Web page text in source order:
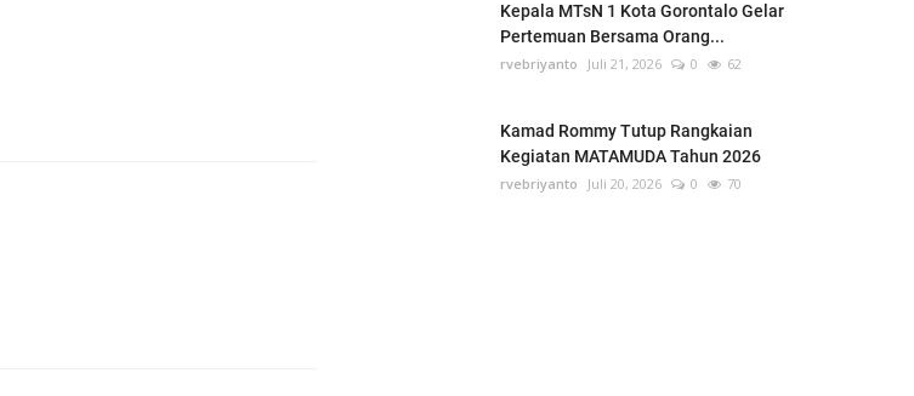
Kepala MTsN 1 Kota Gorontalo Gelar
Pertemuan Bersama Orang...
rvebriyanto Juli 21, 2026 0 62
Kamad Rommy Tutup Rangkaian
Kegiatan MATAMUDA Tahun 2026
rvebriyanto Juli 20, 2026 0 70